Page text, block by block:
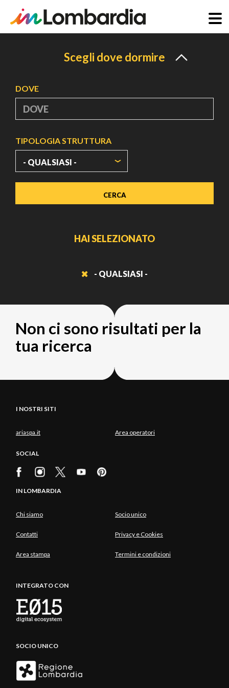
Scegli dove dormire
DOVE
TIPOLOGIA STRUTTURA
HAI SELEZIONATO
- QUALSIASI -
Non ci sono risultati per la
tua ricerca
I NOSTRI SITI
ariaspa.it Area operatori
SOCIAL
IN LOMBARDIA
Chi siamo Socio unico
Contatti Privacy e Cookies
Area stampa Termini e condizioni
INTEGRATO CON
SOCIO UNICO